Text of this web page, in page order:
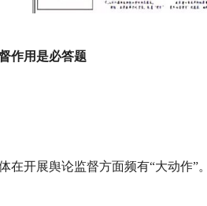
作用是必答题
在开展舆论监督方面频有“大动作”。